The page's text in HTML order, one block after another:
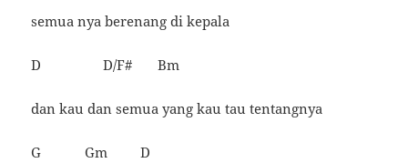
semua nya berenang di kepala
D D/F# Bm
dan kau dan semua yang kau tau tentangnya
G Gm D